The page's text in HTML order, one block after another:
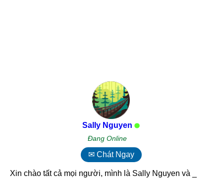
Sally Nguyen
Đang Online
✉ Chát Ngay
Xin chào tất cả mọi người, mình là Sally Nguyen và hô_